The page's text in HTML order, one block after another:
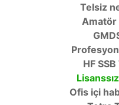
Telsiz
Amatör
HF
Ofis içi